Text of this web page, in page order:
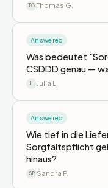
TG Thomas G.
Answered
Was bedeutet
CSDDD genau —
JL Julia L.
Answered
Wie tief in die
Sorgfaltspflicht
hinaus?
SP Sandra P.